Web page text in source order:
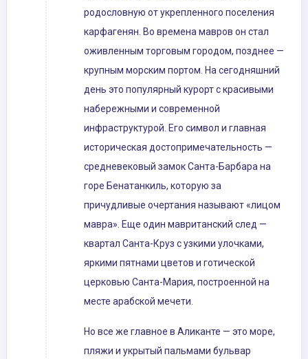
родословную от укрепленного поселения
карфагенян. Во времена мавров он стал
оживленным торговым городом, позднее —
крупным морским портом. На сегодняшний
день это популярный курорт с красивыми
набережными и современной
инфраструктурой. Его символ и главная
историческая достопримечательность —
средневековый замок Санта-Барбара на
горе Бенатанкиль, которую за
причудливые очертания называют «лицом
мавра». Еще один мавританский след —
квартал Санта-Круз с узкими улочками,
яркими пятнами цветов и готической
церковью Санта-Мария, построенной на
месте арабской мечети.
Но все же главное в Аликанте — это море,
пляжи и укрытый пальмами бульвар